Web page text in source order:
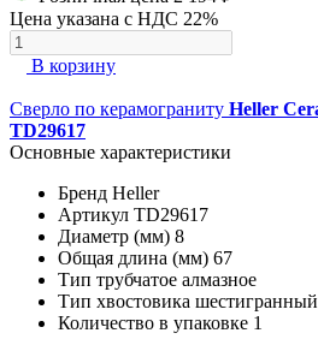
Цена указана с НДС 22%
В корзину
Сверло по керамограниту Heller
TD29617
Основные характеристики
Бренд Heller
Артикул TD29617
Диаметр (мм) 8
Общая длина (мм) 67
Тип трубчатое алмазное
Тип хвостовика шестигранный
Количество в упаковке 1